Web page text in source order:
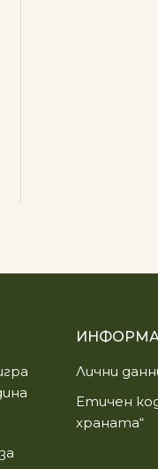
Лични
Етичен
храната“